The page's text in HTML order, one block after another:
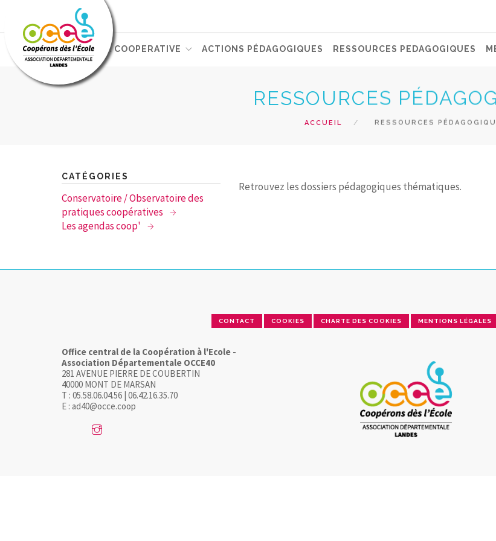
L'OCCE GERER SA COOPERATIVE ACTIONS PÉDAGOGIQUES RESSOURCES PEDAGOGIQUES
ACCÈS RÉSERVÉ
RESSOURCES
ACCUEIL RESSOURCES
CATÉGORIES
Conservatoire / Observatoire des
pratiques coopératives
Les agendas coop'
Retrouvez les dossiers pédagogiques thématiques.
CONTACT COOKIES CHARTE DES COOKIES MENTIONS LÉGALES
Office central de la Coopération à l'Ecole -
Association Départementale OCCE40
281 AVENUE PIERRE DE COUBERTIN
40000 MONT DE MARSAN
T : 05.58.06.04.56 | 06.42.16.35.70
E : ad40@occe.coop